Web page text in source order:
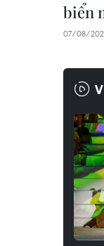
biển
07/08/